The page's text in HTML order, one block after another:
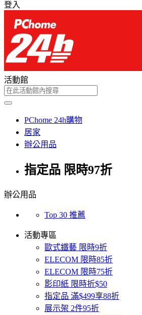
登入
活動館
PChome 24h購物
居家
辦公用品
指定品 限時97折
辦公用品
Top 30 推薦
活動專區
歐式鐵藝 限時9折
ELECOM 限時85折
ELECOM 限時75折
影印紙 限時折$50
指定品 滿$499享88折
展示架 2件95折